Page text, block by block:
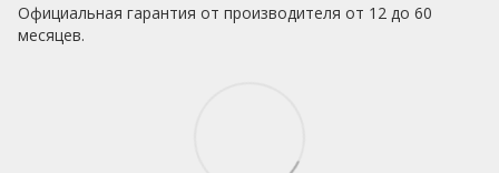
Официальная гарантия от производителя от 12 до 60
месяцев.